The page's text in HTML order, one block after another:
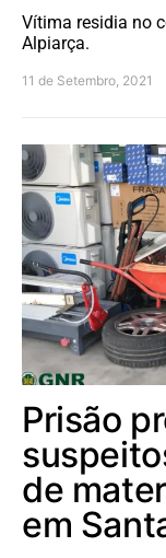
Vítima residia no
Alpiarça.
11 de Setembro, 2021
Prisão
de
em